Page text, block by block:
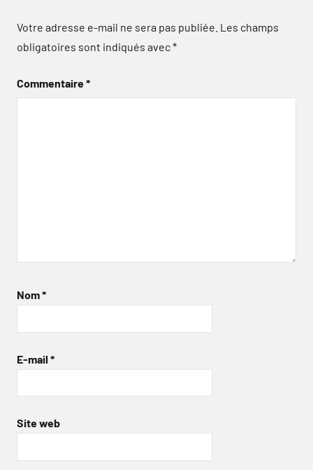
Votre adresse e-mail ne sera pas publiée. Les champs
obligatoires sont indiqués avec*
Commentaire*
Nom*
E-mail *
Site web